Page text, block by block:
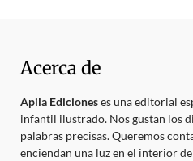
Acerca de
Apila Edicioneses una editorial
infantil ilustrado. Nos gustan los
palabras precisas. Queremos
enciendan una luz en el interior